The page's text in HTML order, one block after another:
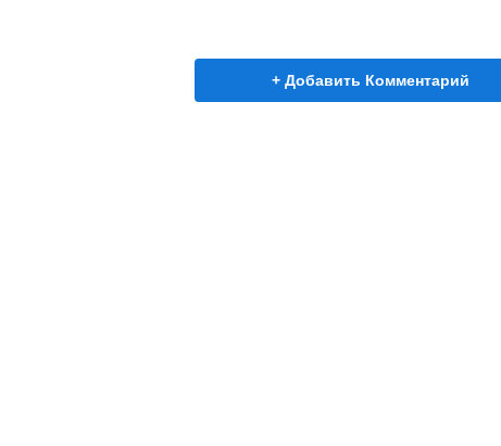
+ Добавить Комментарий